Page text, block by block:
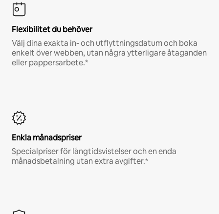
Flexibilitet du behöver
Välj dina exakta in- och utflyttningsdatum och boka
enkelt över webben, utan några ytterligare åtaganden
eller pappersarbete.*
Enkla månadspriser
Specialpriser för långtidsvistelser och en enda
månadsbetalning utan extra avgifter.*